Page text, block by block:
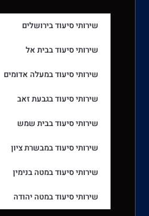
שירותי סיעוד בירושלים
שירותי סיעוד בבית אל
שירותי סיעוד במעלה אדומים
שירותי סיעוד בגבעת זאב
שירותי סיעוד בבית שמש
שירותי סיעוד במבשרת ציון
שירותי סיעוד במטה בנימין
שירותי סיעוד במטה יהודה